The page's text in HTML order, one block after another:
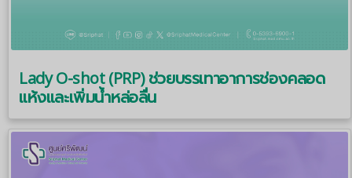
Lady O-shot (PRP) ช่วยบรรเทาอาการช่องคลอด
แห้งและเพิ่มน้ำหล่อลื่น